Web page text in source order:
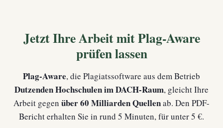
Jetzt Ihre Arbeit mit Plag-Aware
prüfen lassen
Plag-Aware, die Plagiatssoftware aus dem Betrieb
Dutzenden Hochschulen im DACH-Raum, gleicht Ihre
Arbeit gegen über 60 Milliarden Quellenab. Den PDF-
Bericht erhalten Sie in rund 5 Minuten, für unter 5 €.